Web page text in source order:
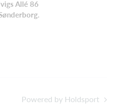
Allé 86
Powered by Holdsport